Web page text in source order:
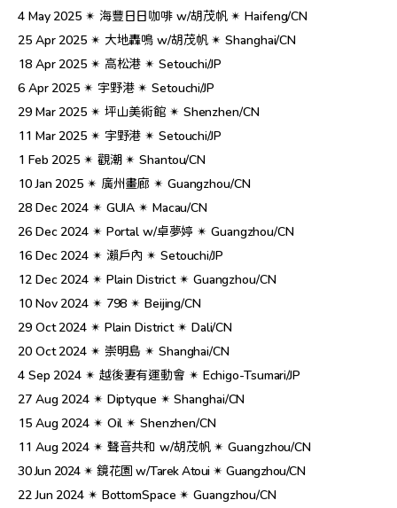
4 May 2025 ✴︎ 海豐日日咖啡 w/胡茂帆 ✴︎ Haifeng/CN
25 Apr 2025 ✴︎ 大地轟鳴 w/胡茂帆 ✴︎ Shanghai/CN
18 Apr 2025 ✴︎ 高松港 ✴︎ Setouchi/JP
6 Apr 2025 ✴︎ 宇野港 ✴︎ Setouchi/JP
29 Mar 2025 ✴︎ 坪山美術館 ✴︎ Shenzhen/CN
11 Mar 2025 ✴︎ 宇野港 ✴︎ Setouchi/JP
1 Feb 2025 ✴︎ 觀潮 ✴︎ Shantou/CN
10 Jan 2025 ✴︎ 廣州畫廊 ✴︎ Guangzhou/CN
28 Dec 2024 ✴︎ GUIA ✴︎ Macau/CN
26 Dec 2024 ✴︎ Portal w/卓夢婷 ✴︎ Guangzhou/CN
16 Dec 2024 ✴︎ 瀨戶內 ✴︎ Setouchi/JP
12 Dec 2024 ✴︎ Plain District ✴︎ Guangzhou/CN
10 Nov 2024 ✴︎ 798 ✴︎ Beijing/CN
29 Oct 2024 ✴︎ Plain District ✴︎ Dali/CN
20 Oct 2024 ✴︎ 崇明島 ✴︎ Shanghai/CN
4 Sep 2024 ✴︎ 越後妻有運動會 ✴︎ Echigo-Tsumari/JP
27 Aug 2024 ✴︎ Diptyque ✴︎ Shanghai/CN
15 Aug 2024 ✴︎ Oil ✴︎ Shenzhen/CN
11 Aug 2024 ✴︎ 聲音共和 w/胡茂帆 ✴︎ Guangzhou/CN
30 Jun 2024 ✴︎ 鏡花園 w/Tarek Atoui ✴︎ Guangzhou/CN
22 Jun 2024 ✴︎ BottomSpace ✴︎ Guangzhou/CN